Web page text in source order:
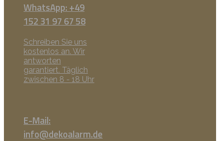
WhatsApp: +49
152 31 97 67 58
Schreiben Sie uns
kostenlos an. Wir
antworten
garantiert. Täglich
zwischen 8 - 18 Uhr
E-Mail:
info@dekoalarm.de